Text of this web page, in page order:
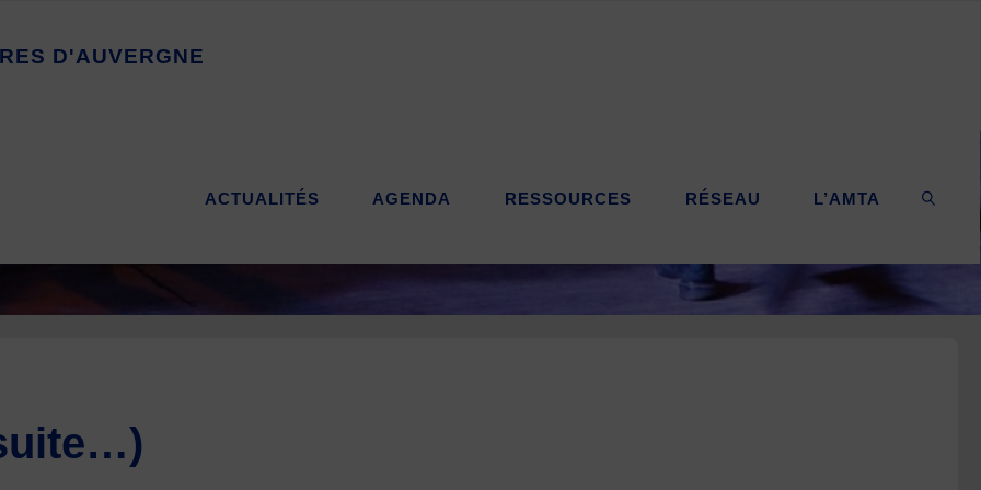
RES D'AUVERGNE
ACTUALITÉS AGENDA RESSOURCES RÉSEAU L’AMTA